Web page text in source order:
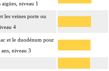
niveau 1
les veines porte ou
4
et le duodénum pour
niveau 3